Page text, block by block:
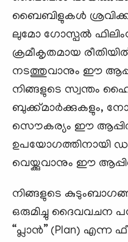
ബൈബിളുകള്‍
ലുമോ ഗോസ്പൽ
ക്രമീകൃതമായ
നടത്തുവാനും ഈ ആപ്പ്
നിങ്ങളുടെ സ്വന്തം
ബുക്ക്മാര്‍ക്കുകളും,
സൌകര്യം ഈ
വെയ്ക്കുവാനും ഈ
നിങ്ങളുടെ
ഒരുമിച്ചു ദൈവവചന
“പ്ലാൻ” (Plan) എന്ന